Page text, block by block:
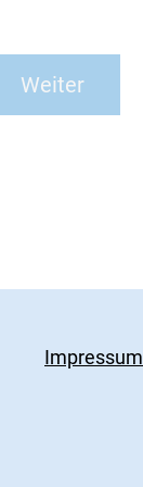
Impressum